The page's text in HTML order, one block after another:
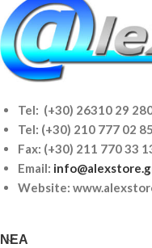
Tel: (+30) 26310 29
Tel: (+30) 210 777 02 85
Fax: (+30) 211 770 33
Email:
Website:
ΝΈΑ